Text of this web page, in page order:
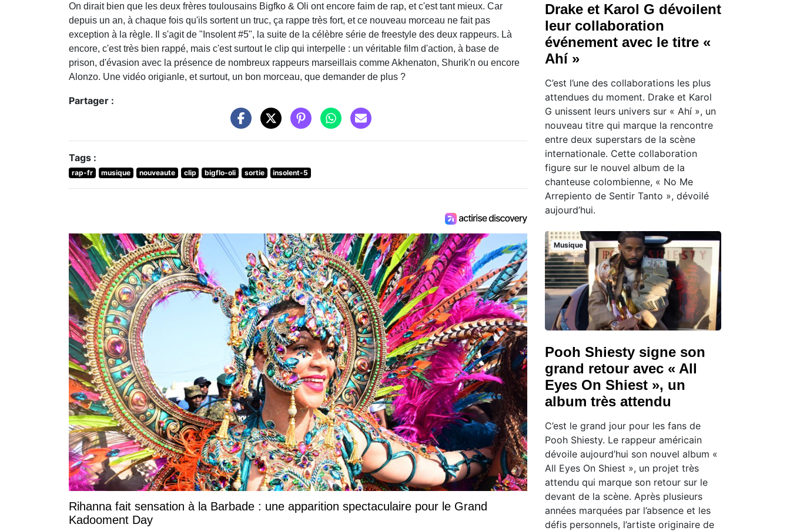
On dirait bien que les deux frères toulousains Bigfko & Oli ont encore faim de rap, et c'est tant mieux. Car
depuis un an, à chaque fois qu'ils sortent un truc, ça rappe très fort, et ce nouveau morceau ne fait pas
exception à la règle. Il s'agit de "Insolent #5", la suite de la célèbre série de freestyle des deux rappeurs. Là
encore, c'est très bien rappé, mais c'est surtout le clip qui interpelle : un véritable film d'action, à base de
prison, d'évasion avec la présence de nombreux rappeurs marseillais comme Akhenaton, Shurik'n ou encore
Alonzo. Une vidéo origianle, et surtout, un bon morceau, que demander de plus ?
Partager :
Tags :
rap-fr musique nouveaute clip bigflo-oli sortie insolent-5
Rihanna fait sensation à la Barbade : une apparition spectaculaire pour le Grand
Kadooment Day
Drake et Karol G dévoilent
leur collaboration
événement avec le titre «
Ahí »
C’est l’une des collaborations les plus
attendues du moment. Drake et Karol
G unissent leurs univers sur « Ahí », un
nouveau titre qui marque la rencontre
entre deux superstars de la scène
internationale. Cette collaboration
figure sur le nouvel album de la
chanteuse colombienne, « No Me
Arrepiento de Sentir Tanto », dévoilé
aujourd’hui.
Musique
Pooh Shiesty signe son
grand retour avec « All
Eyes On Shiest », un
album très attendu
C’est le grand jour pour les fans de
Pooh Shiesty. Le rappeur américain
dévoile aujourd’hui son nouvel album «
All Eyes On Shiest », un projet très
attendu qui marque son retour sur le
devant de la scène. Après plusieurs
années marquées par l’absence et les
défis personnels, l’artiste originaire de